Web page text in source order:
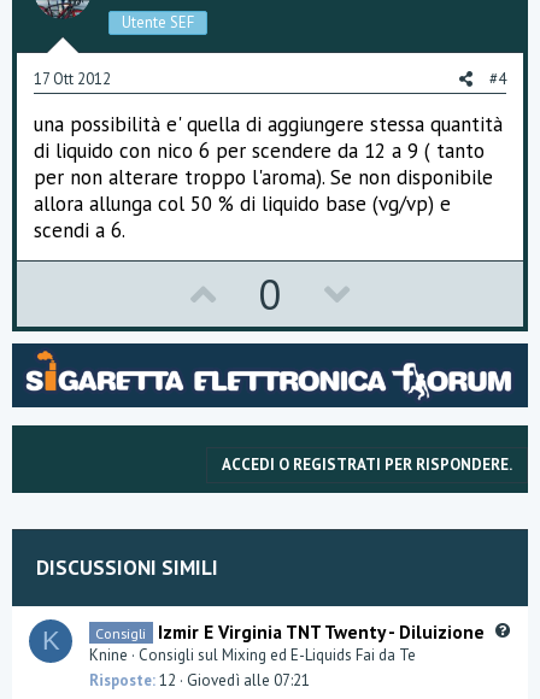
e o
t
e
Utente SEF
17 Ott 2012 #4
una possibilità e' quella di aggiungere stessa quantità
di liquido con nico 6 per scendere da 12 a 9 ( tanto
per non alterare troppo l'aroma). Se non disponibile
allora allunga col 50 % di liquido base (vg/vp) e
scendi a 6.
p
v
o
t
e
0
o
w
n
v
o
t
ACCEDI O REGISTRATI PER RISPONDERE.
DISCUSSIONI SIMILI
K Consigli Izmir E Virginia TNT Twenty - Diluizione
Knine
Consigli sul Mixing ed E-Liquids Fai da Te
Risposte 12 Giovedì alle 07:21